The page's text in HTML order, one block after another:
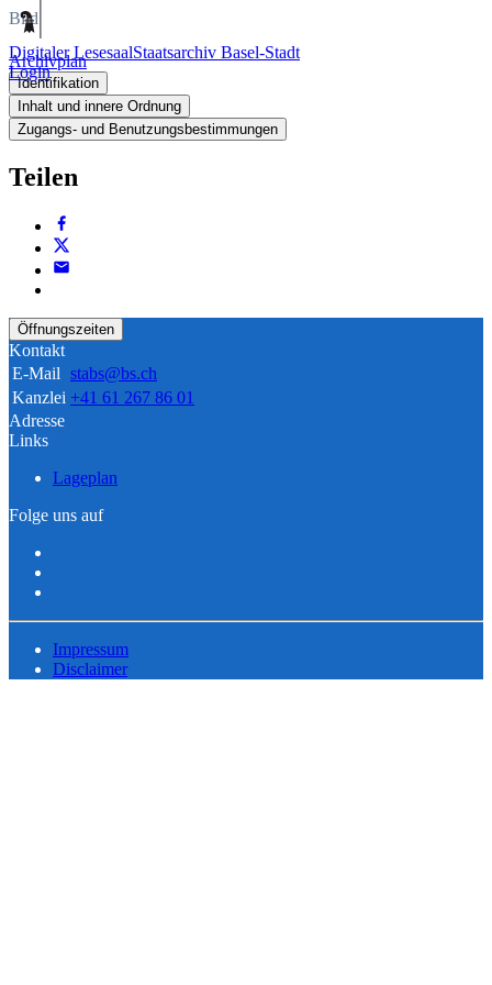
Digitaler LesesaalStaatsarchiv Basel-Stadt
Login
Bild
Archivplan
Identifikation
Inhalt und innere Ordnung
Zugangs- und Benutzungsbestimmungen
Teilen
Öffnungszeiten
Kontakt
E-Mail stabs@bs.ch
Kanzlei +41 61 267 86 01
Adresse
Links
Lageplan
Folge uns auf
Impressum
Disclaimer